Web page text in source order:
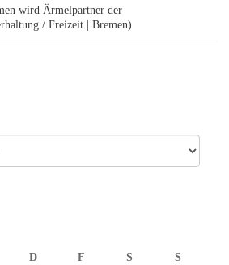
wird Ärmelpartner der
/ Freizeit | Bremen)
D F S S